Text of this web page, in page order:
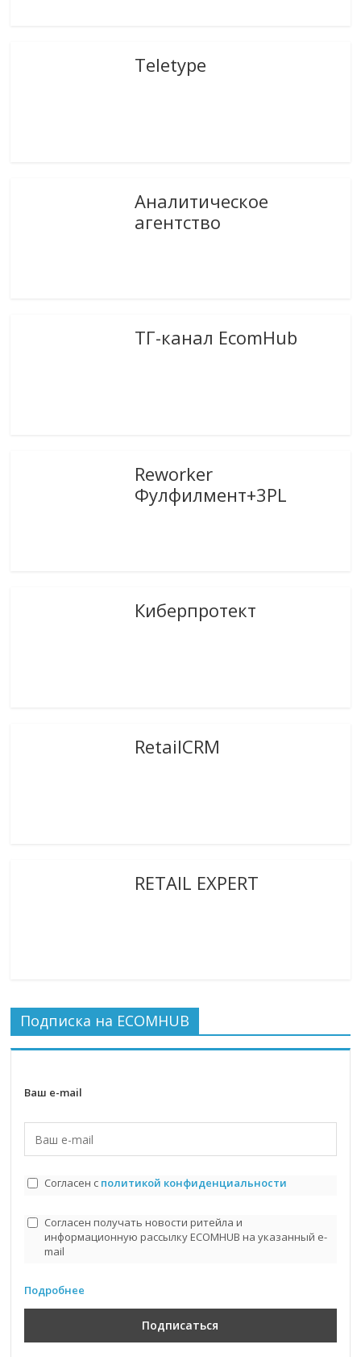
Teletype
Аналитическое
агентство
ТГ-канал EcomHub
Reworker
Фулфилмент+3PL
Киберпротект
RetailCRM
RETAIL EXPERT
Подписка на ECOMHUB
Ваш e-mail
Согласен с политикой конфиденциальности
Согласен получать новости ритейла и
информационную рассылку ECOMHUB на указанный e-
mail
Подробнее